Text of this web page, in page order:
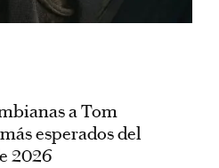
a Tom
esperados del
2026